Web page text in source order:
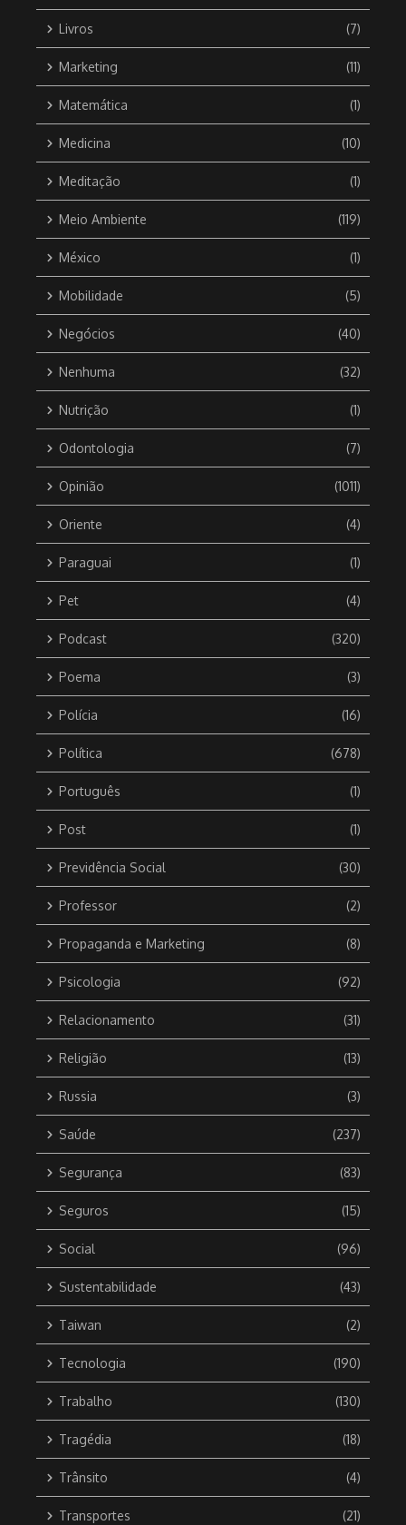
Livros (7)
Marketing (11)
Matemática (1)
Medicina (10)
Meditação (1)
Meio Ambiente (119)
México (1)
Mobilidade (5)
Negócios (40)
Nenhuma (32)
Nutrição (1)
Odontologia (7)
Opinião (1011)
Oriente (4)
Paraguai (1)
Pet (4)
Podcast (320)
Poema (3)
Polícia (16)
Política (678)
Português (1)
Post (1)
Previdência Social (30)
Professor (2)
Propaganda e Marketing (8)
Psicologia (92)
Relacionamento (31)
Religião (13)
Russia (3)
Saúde (237)
Segurança (83)
Seguros (15)
Social (96)
Sustentabilidade (43)
Taiwan (2)
Tecnologia (190)
Trabalho (130)
Tragédia (18)
Trânsito (4)
Transportes (21)